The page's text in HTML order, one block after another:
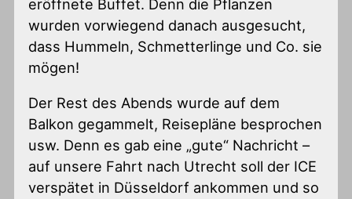
eröffnete Buffet. Denn die Pflanzen
wurden vorwiegend danach ausgesucht,
dass Hummeln, Schmetterlinge und Co. sie
mögen!
Der Rest des Abends wurde auf dem
Balkon gegammelt, Reisepläne besprochen
usw. Denn es gab eine „gute“ Nachricht –
auf unsere Fahrt nach Utrecht soll der ICE
verspätet in Düsseldorf ankommen und so